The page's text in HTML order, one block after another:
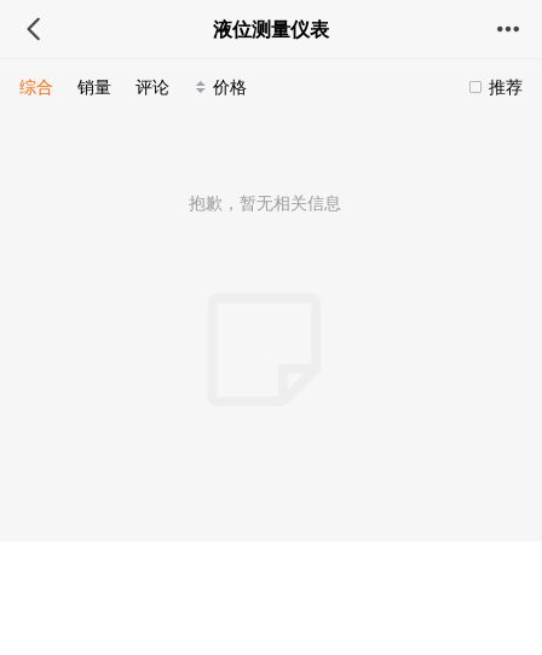
液位测量仪表
推荐
综合 销量 评论 价格
抱歉，暂无相关信息